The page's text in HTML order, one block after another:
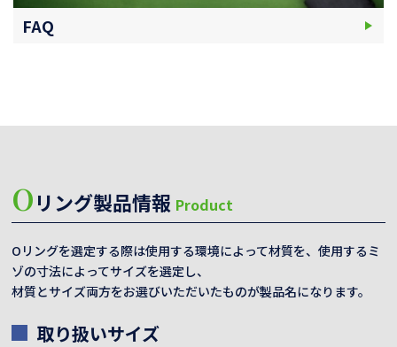
FAQ
Oリング製品情報 Product
Oリングを選定する際は使用する環境によって材質を、使用するミ
ゾの寸法によってサイズを選定し、
材質とサイズ両方をお選びいただいたものが製品名になります。
取り扱いサイズ